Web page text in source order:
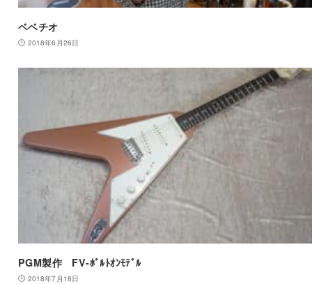
ベベチオ
2018年6月26日
PGM製作 FV-ﾎﾞﾙﾄｵﾝﾓﾃﾞﾙ
2018年7月18日